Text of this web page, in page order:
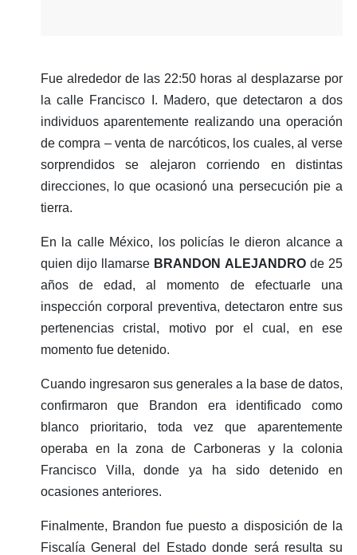
Fue alrededor de las 22:50 horas al desplazarse por
la calle Francisco I. Madero, que detectaron a dos
individuos aparentemente realizando una operación
de compra – venta de narcóticos, los cuales, al verse
sorprendidos se alejaron corriendo en distintas
direcciones, lo que ocasionó una persecución pie a
tierra.
En la calle México, los policías le dieron alcance a
quien dijo llamarse BRANDON ALEJANDROde 25
años de edad, al momento de efectuarle una
inspección corporal preventiva, detectaron entre sus
pertenencias cristal, motivo por el cual, en ese
momento fue detenido.
Cuando ingresaron sus generales a la base de datos,
confirmaron que Brandon era identificado como
blanco prioritario, toda vez que aparentemente
operaba en la zona de Carboneras y la colonia
Francisco Villa, donde ya ha sido detenido en
ocasiones anteriores.
Finalmente, Brandon fue puesto a disposición de la
Fiscalía General del Estado donde será resulta su